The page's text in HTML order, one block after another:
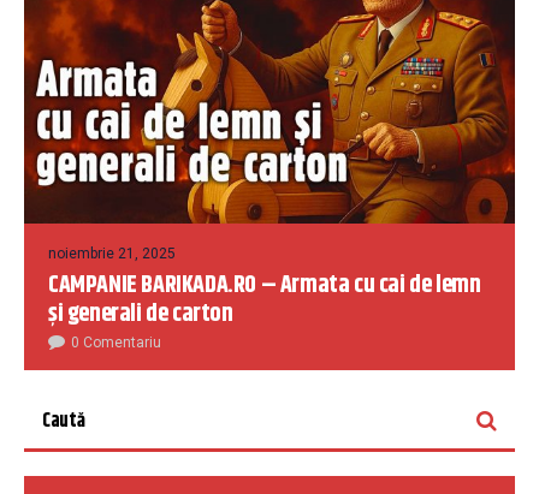
noiembrie 21, 2025
CAMPANIE BARIKADA.RO – Armata cu cai de lemn
și generali de carton
0 Comentariu